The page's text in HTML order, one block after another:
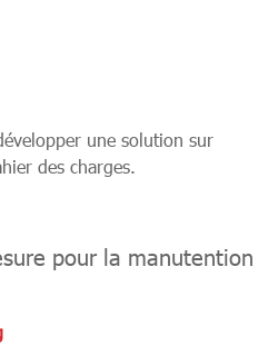
une solution sur
des charges.
pour la manutention